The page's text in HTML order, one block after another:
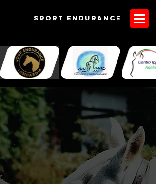
Sport endurANCE